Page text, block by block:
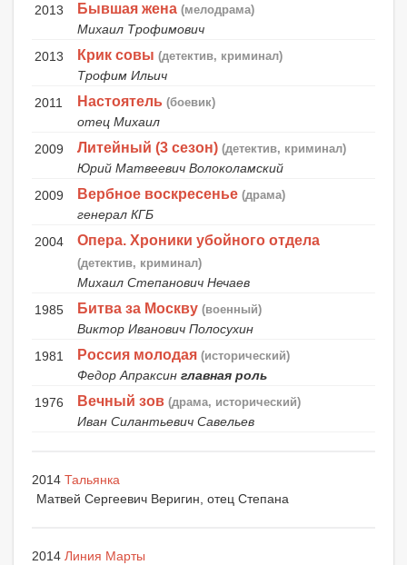
2013 Бывшая жена (мелодрама)
Михаил Трофимович
2013
Крик совы (детектив, криминал)
Трофим Ильич
2011
Настоятель (боевик)
отец Михаил
2009
Литейный (3 сезон) (детектив, криминал)
Юрий Матвеевич Волоколамский
2009
Вербное воскресенье (драма)
генерал КГБ
2004
Опера. Хроники убойного отдела
(детектив, криминал)
Михаил Степанович Нечаев
1985
Битва за Москву (военный)
Виктор Иванович Полосухин
1981
Россия молодая (исторический)
Федор Апраксин главная роль
1976
Вечный зов (драма, исторический)
Иван Силантьевич Савельев
2014 Тальянка
Матвей Сергеевич Веригин, отец Степана
2014 Линия Марты